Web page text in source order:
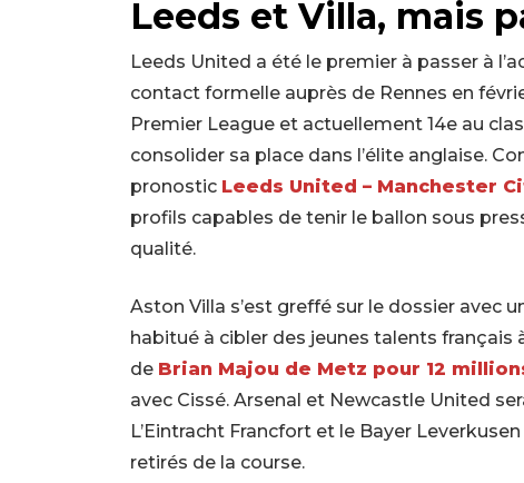
Leeds et Villa, mais
Leeds United a été le premier à passer à
contact formelle auprès de Rennes en
Premier League et actuellement 14e au
consolider sa place dans l’élite anglaise.
pronostic Leeds United – Manchester
profils capables de tenir le ballon sous
qualité.
Aston Villa s’est greffé sur le dossier avec
habitué à cibler des jeunes talents
de Brian Majou de Metz pour 12
avec Cissé. Arsenal et Newcastle United
L’Eintracht Francfort et le Bayer
retirés de la course.